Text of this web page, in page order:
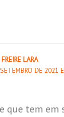
LARA
DE 2021
que tem em